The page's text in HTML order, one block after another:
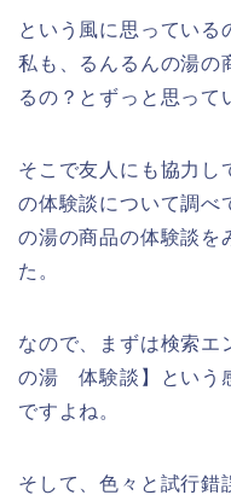
という風に思っている
私も、るんるんの湯の
るの？とずっと思って
そこで友人にも協力し
の体験談について調べ
の湯の商品の体験談を
た。
なので、まずは検索エ
の湯 体験談】という
ですよね。
そして、色々と試行錯